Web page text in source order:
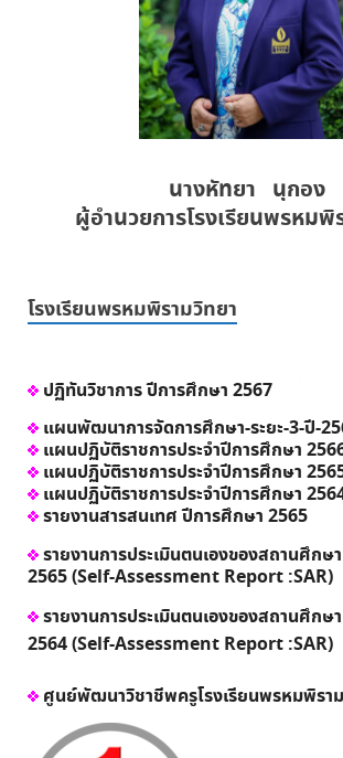
นางหัทยา นุกอง
ผู้อำนวยการโรงเรียนพรหมพิ
โรงเรียนพรหมพิรามวิทยา
ปฏิทันวิชาการ ปีการศึกษา 2567
แผนพัฒนาการจัดการศึกษา-ระยะ-3-ปี-
แผนปฏิบัติราชการประจำปีการศึกษา
แผนปฏิบัติราชการประจำปีการศึกษา
แผนปฏิบัติราชการประจำปีการศึกษา
รายงานสารสนเทศ ปีการศึกษา 2565
รายงานการประเมินตนเองของสถานศึกษ
2565 (Self-Assessment Report :SAR)
รายงานการประเมินตนเองของสถานศึกษ
2564 (Self-Assessment Report :SAR)
ศูนย์พัฒนาวิชาชีพครูโรงเรียนพรหมพิรา